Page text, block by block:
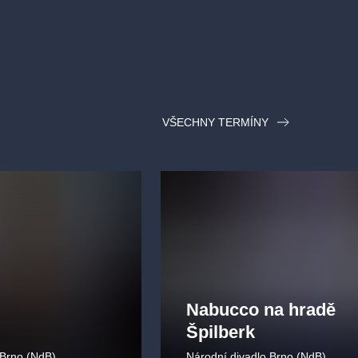
VŠECHNY TERMÍNY
Nabucco na hradě
Špilberk